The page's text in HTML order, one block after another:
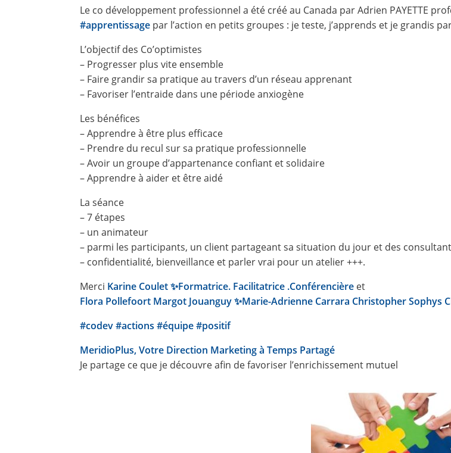
Le co développement professionnel a été créé au Canada par Adrien PAYETTE
#apprentissage par l’action en petits groupes : je teste, j’apprends et je grandis
L’objectif des Co’optimistes
– Progresser plus vite ensemble
– Faire grandir sa pratique au travers d’un réseau apprenant
– Favoriser l’entraide dans une période anxiogène
Les bénéfices
– Apprendre à être plus efficace
– Prendre du recul sur sa pratique professionnelle
– Avoir un groupe d’appartenance confiant et solidaire
– Apprendre à aider et être aidé
La séance
– 7 étapes
– un animateur
– parmi les participants, un client partageant sa situation du jour et des
– confidentialité, bienveillance et parler vrai pour un atelier +++.
Merci Karine Coulet ✨Formatrice. Facilitatrice .Conférencière et
Flora Pollefoort Margot Jouanguy ✨Marie-Adrienne Carrara Christopher Sophys
#codev #actions #équipe #positif
MeridioPlus, Votre Direction Marketing à Temps Partagé
Je partage ce que je découvre afin de favoriser l’enrichissement mutuel